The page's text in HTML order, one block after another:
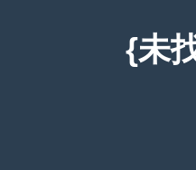
{未